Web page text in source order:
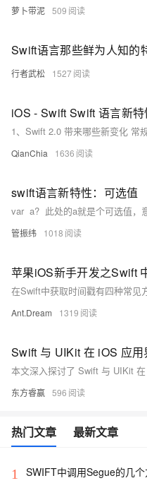
萝卜带泥 509
Swift语言那些鲜为人知的
行者武松 1527
iOS - Swift Swift 语言新特
QianChia 1636
swift语言新特性：可选值
管振纬 1018
苹果iOS新手开发之Swift
Ant.Dream 1319
东方睿赢 596
热门文章 最新文章
1 SWIFT中调用Segue的几